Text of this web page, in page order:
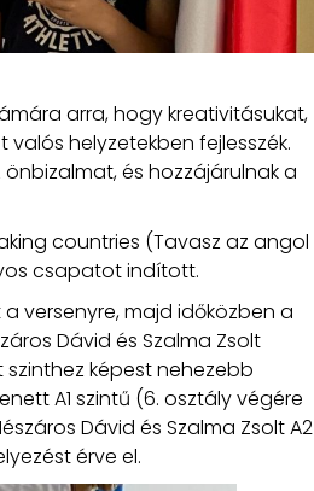
arra, hogy kreativitásukat,
helyzetekben fejlesszék.
és hozzájárulnak a
countries (Tavasz az angol
csapatot indított.
versenyre, majd időközben a
Dávid és Szalma Zsolt
képest nehezebb
A1 szintű (6. osztály végére
Dávid és Szalma Zsolt A2
érve el.